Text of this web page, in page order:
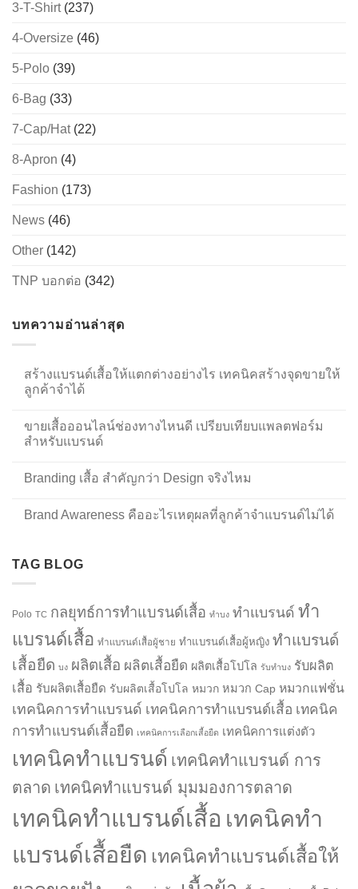
3-T-Shirt(237)
4-Oversize (46)
5-Polo (39)
6-Bag (33)
7-Cap/Hat(22)
8-Apron (4)
Fashion (173)
News (46)
Other (142)
TNP บอกต่อ (342)
บทความอ่านล่าสุด
สร้างแบรนด์เสื้อให้แตกต่างอย่างไร เทคนิคสร้างจุดขายให้
ลูกค้าจำได้
ขายเสื้อออนไลน์ช่องทางไหนดี เปรียบเทียบแพลตฟอร์ม
สำหรับแบรนด์
Branding เสื้อ สำคัญกว่า Design จริงไหม
Brand Awareness คืออะไรเหตุผลที่ลูกค้าจำแบรนด์ไม่ได้
TAG BLOG
Polo TC กลยุทธ์การทำแบรนด์เสื้อ ทำบง ทำแบรนด์ ทำ
แบรนด์เสื้อ ทำแบรนด์เสื้อผู้ชาย ทำแบรนด์เสื้อผู้หญิง ทำแบรนด์
เสื้อยืด บง ผลิตเสื้อ ผลิตเสื้อยืด ผลิตเสื้อโปโล รับทำบง รับผลิต
เสื้อ รับผลิตเสื้อยืด รับผลิตเสื้อโปโล หมวก หมวก Cap หมวกแฟชั่น
เทคนิคการทำแบรนด์ เทคนิคการทำแบรนด์เสื้อ เทคนิค
การทำแบรนด์เสื้อยืด เทคนิคการเลือกเสื้อยืด เทคนิคการแต่งตัว
เทคนิคทำแบรนด์ เทคนิคทำแบรนด์ การ
ตลาด เทคนิคทำแบรนด์ มุมมองการตลาด
เทคนิคทำแบรนด์เสื้อ เทคนิคทำ
แบรนด์เสื้อยืด เทคนิคทำแบรนด์เสื้อให้